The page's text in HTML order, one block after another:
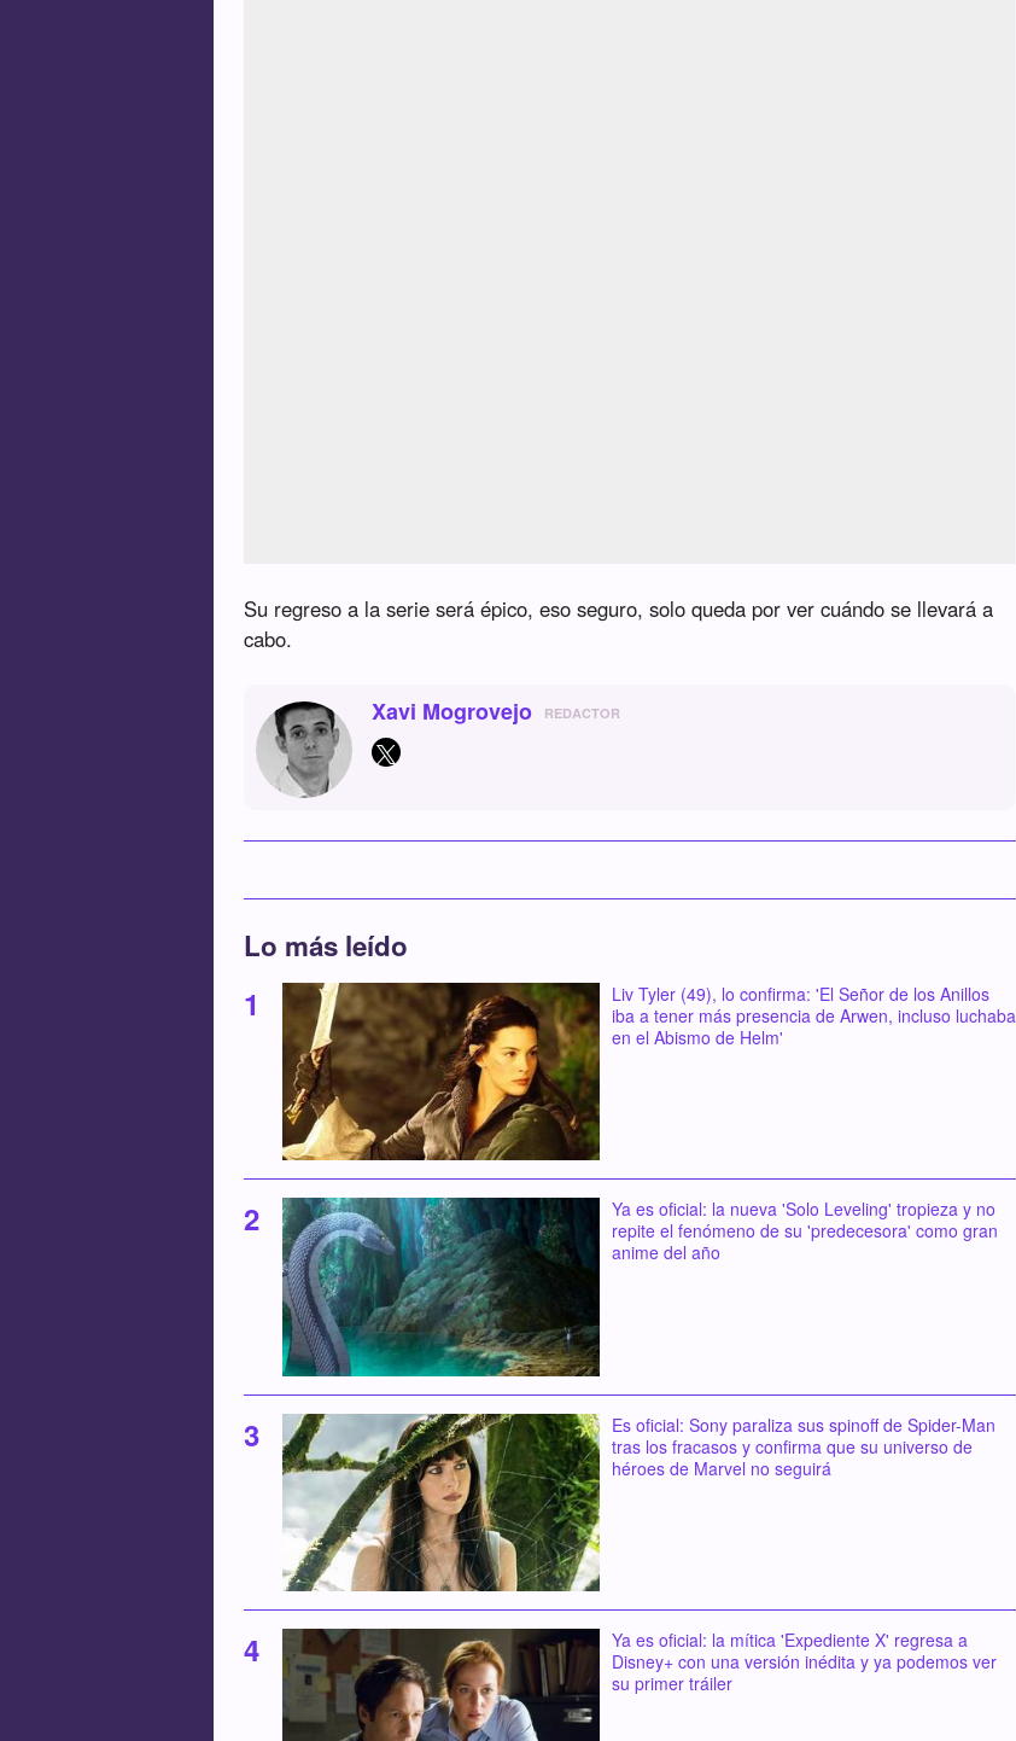
Su regreso a la serie será épico, eso seguro, solo queda por ver cuándo se llevará a
cabo.
Xavi Mogrovejo REDACTOR
Lo más leído
Liv Tyler (49), lo confirma: 'El Señor de los Anillos
iba a tener más presencia de Arwen, incluso luchaba
en el Abismo de Helm'
Ya es oficial: la nueva 'Solo Leveling' tropieza y no
repite el fenómeno de su 'predecesora' como gran
anime del año
Es oficial: Sony paraliza sus spinoff de Spider-Man
tras los fracasos y confirma que su universo de
héroes de Marvel no seguirá
Ya es oficial: la mítica 'Expediente X' regresa a
Disney+ con una versión inédita y ya podemos ver
su primer tráiler